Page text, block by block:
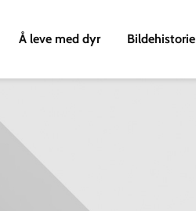
Å leve med dyr Bildehistorie